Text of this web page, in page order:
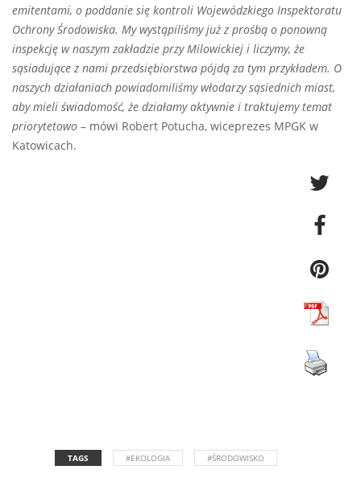
emitentami, o poddanie się kontroli Wojewódzkiego Inspektoratu
Ochrony Środowiska. My wystąpiliśmy już z prośbą o ponowną
inspekcję w naszym zakładzie przy Milowickiej i liczymy, że
sąsiadujące z nami przedsiębiorstwa pójdą za tym przykładem. O
naszych działaniach powiadomiliśmy włodarzy sąsiednich miast,
aby mieli świadomość, że działamy aktywnie i traktujemy temat
priorytetowo – mówi Robert Potucha, wiceprezes MPGK w
Katowicach.
TAGS #EKOLOGIA #ŚRODOWISKO